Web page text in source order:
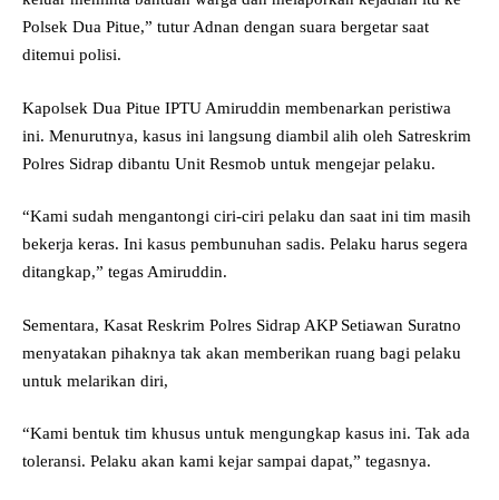
Polsek Dua Pitue,” tutur Adnan dengan suara bergetar saat
ditemui polisi.
Kapolsek Dua Pitue IPTU Amiruddin membenarkan peristiwa
ini. Menurutnya, kasus ini langsung diambil alih oleh Satreskrim
Polres Sidrap dibantu Unit Resmob untuk mengejar pelaku.
“Kami sudah mengantongi ciri-ciri pelaku dan saat ini tim masih
bekerja keras. Ini kasus pembunuhan sadis. Pelaku harus segera
ditangkap,” tegas Amiruddin.
Sementara, Kasat Reskrim Polres Sidrap AKP Setiawan Suratno
menyatakan pihaknya tak akan memberikan ruang bagi pelaku
untuk melarikan diri,
“Kami bentuk tim khusus untuk mengungkap kasus ini. Tak ada
toleransi. Pelaku akan kami kejar sampai dapat,” tegasnya.